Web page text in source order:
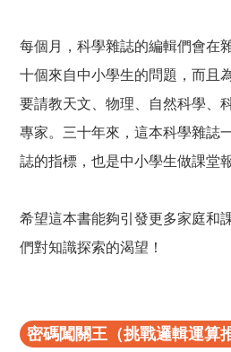
每個月，科學雜誌的編輯們會在
十個來自中小學生的問題，而且
要請教天文、物理、自然科學、
專家。三十年來，這本科學雜誌
誌的指標，也是中小學生做課堂
希望這本書能夠引發更多家庭和
們對知識探索的渴望！
密碼闖關王（挑戰邏輯運算